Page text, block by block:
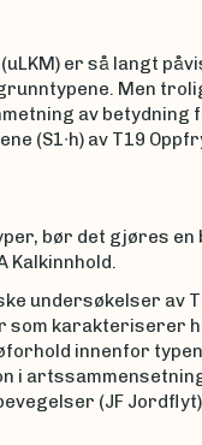
er så langt
Men
av betydning
(S1∙h) av T19
bør det gjøres
Kalkinnhold.
undersøkelser av
som karakteriserer
innenfor
i
(JF